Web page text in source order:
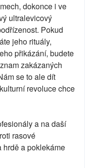
dokonce i ve
ultralevicový
Pokud
jeho rituály,
přikázání, budete
zakázaných
se to ale dít
revoluce chce
a na daší
rasové
hrdě a poklekáme